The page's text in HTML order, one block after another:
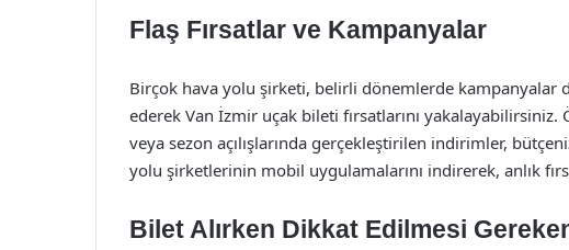
Flaş Fırsatlar ve Kampanyalar
Birçok hava yolu şirketi, belirli dönemlerde kampanyalar
ederek Van İzmir uçak bileti fırsatlarını
veya sezon açılışlarında gerçekleştirilen indirimler,
yolu şirketlerinin mobil uygulamalarını indirerek, anlık
Bilet Alırken Dikkat Edilmesi